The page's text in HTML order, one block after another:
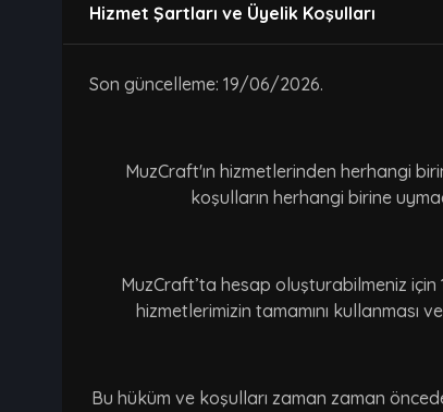
Hizmet Şartları ve Üyelik Koşulları
Son güncelleme: 19/06/2026.
MuzCraft'ın hizmetlerinden herhangi
koşulların herhangi birine
MuzCraft’ta hesap oluşturabilmeniz için
hizmetlerimizin tamamını kullanması
Bu hüküm ve koşulları zaman zaman